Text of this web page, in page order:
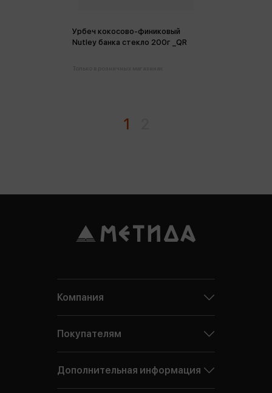
Урбеч кокосово-финиковый
Nutley банка стекло 200г _QR
1
Компания
Покупателям
Дополнительная информация